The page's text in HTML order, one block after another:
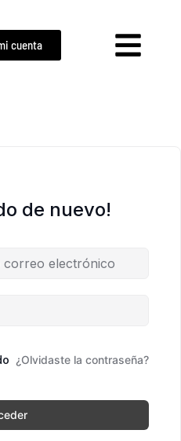
cuenta
de nuevo!
¿Olvidaste la contraseña?